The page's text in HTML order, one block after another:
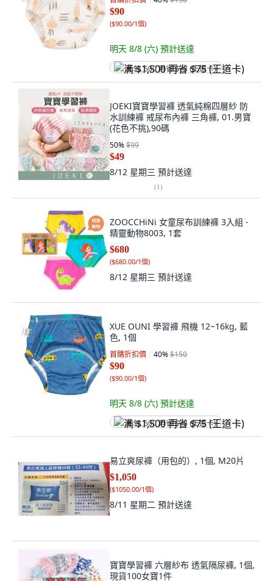
$90
($90.00/1個)
明天 8/8 (六) 預計送達
满 $1,500 再省 $75 (王道卡)
JOEKI寶寶學習褲 透氣純棉四層紗 防
水訓練褲 戒尿布內褲 三角褲, 01.男寶
(花色不挑),90碼
50%$99
$49
8/12 星期三 預計送達
(1)
ZOOCCHiNi 女童尿布訓練褲 3入組 -
精靈動物8003, 1套
$680
($680.00/1個)
8/12 星期三 預計送達
XUE OUNI 學習褲 飛機 12~16kg, 藍
色, 1個
首購折扣價 40%$150
$90
($90.00/1個)
明天 8/8 (六) 預計送達
满 $1,500 再省 $75 (王道卡)
易立爽尿褲（用包的）, 1個, M20片
$1,050
($1050.00/1個)
8/11 星期二 預計送達
寶寶學習褲 六層紗布 透氣隔尿褲, 1個,
現貨100女寶1件